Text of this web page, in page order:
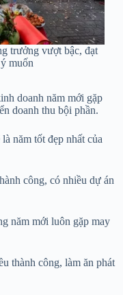
trưởng vượt bậc, đạt
muốn
doanh năm mới gặp
doanh thu bội phần.
năm tốt đẹp nhất của
công, có nhiều dự án
năm mới luôn gặp may
thành công, làm ăn phát